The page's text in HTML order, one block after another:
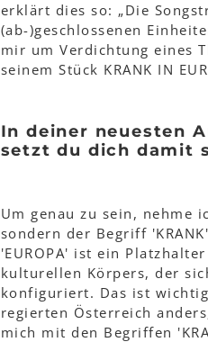
erklärt dies so: „Die
(ab-)geschlossenen
mir um Verdichtung eines
seinem Stück KRANK IN
In deiner neuesten
setzt du dich damit
Um genau zu sein, nehme
sondern der Begriff
'EUROPA' ist ein
kulturellen Körpers, der
konfiguriert. Das ist
regierten Österreich
mich mit den Begriffen